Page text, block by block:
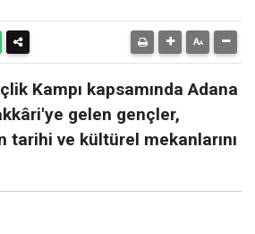
Kampı kapsamında Adana
gelen gençler,
tarihi ve kültürel mekanlarını